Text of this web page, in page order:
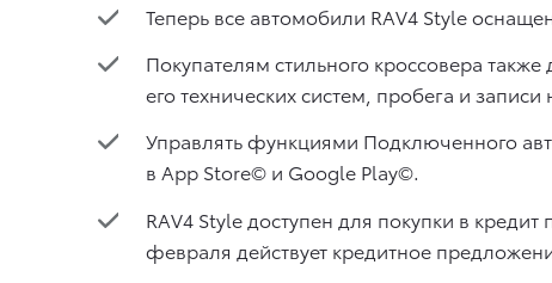
Теперь все автомобили RAV4 Style
Покупателям стильного кроссовера
его технических систем, пробега и записи
Управлять функциями Подключенного
в App Store© и Google Play©.
RAV4 Style доступен для покупки в
февраля действует кредитное